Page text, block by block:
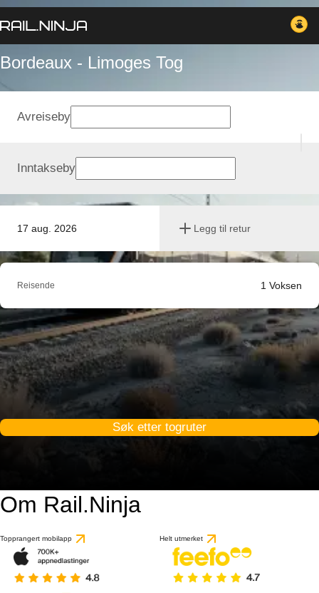
Bordeaux - Limoges Tog
17 aug. 2026 Legg til retur
Avreiseby
Inntakseby
Reisende 1 Voksen
Søk etter togruter
Om Rail.Ninja
Topprangert mobilapp Helt utmerket basert på 1